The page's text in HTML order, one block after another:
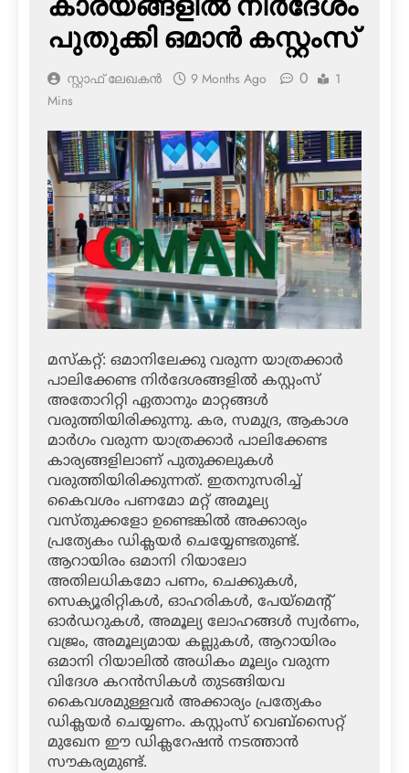
പുതുക്കി ഒമാന്‍ കസ്റ്റംസ്
സ്റ്റാഫ് ലേഖകൻ 9 Months Ago 0
1
Mins
മസ്‌കറ്റ്: ഒമാനിലേക്കു വരുന്ന യാത്രക്കാര്‍
പാലിക്കേണ്ട നിര്‍ദേശങ്ങളില്‍ കസ്റ്റംസ്
അതോറിറ്റി ഏതാനും മാറ്റങ്ങള്‍
വരുത്തിയിരിക്കുന്നു. കര, സമുദ്ര, ആകാശ
മാര്‍ഗം വരുന്ന യാത്രക്കാര്‍ പാലിക്കേണ്ട
കാര്യങ്ങളിലാണ് പുതുക്കലുകള്‍
വരുത്തിയിരിക്കുന്നത്. ഇതനുസരിച്ച്
കൈവശം പണമോ മറ്റ് അമൂല്യ
വസ്തുക്കളോ ഉണ്ടെങ്കില്‍ അക്കാര്യം
പ്രത്യേകം ഡിക്ലയര്‍ ചെയ്യേണ്ടതുണ്ട്.
ആറായിരം ഒമാനി റിയാലോ
അതിലധികമോ പണം, ചെക്കുകള്‍,
സെക്യൂരിറ്റികള്‍, ഓഹരികള്‍, പേയ്‌മെന്റ്
ഓര്‍ഡറുകള്‍, അമൂല്യ ലോഹങ്ങള്‍ സ്വര്‍ണം,
വജ്രം, അമൂല്യമായ കല്ലുകള്‍, ആറായിരം
ഒമാനി റിയാലില്‍ അധികം മൂല്യം വരുന്ന
വിദേശ കറന്‍സികള്‍ തുടങ്ങിയവ
കൈവശമുള്ളവര്‍ അക്കാര്യം പ്രത്യേകം
ഡിക്ലയര്‍ ചെയ്യണം. കസ്റ്റംസ് വെബ്‌സൈറ്റ്
മുഖേന ഈ ഡിക്ലറേഷന്‍ നടത്താന്‍
സൗകര്യമുണ്ട്.